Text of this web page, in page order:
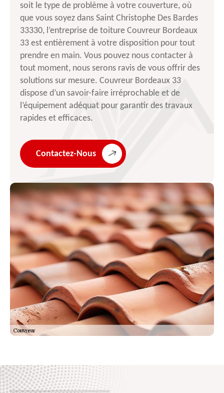
soit le type de problème à votre couverture, où
que vous soyez dans Saint Christophe Des Bardes
33330, l’entreprise de toiture Couvreur Bordeaux
33 est entièrement à votre disposition pour tout
prendre en main. Vous pouvez nous contacter à
tout moment, nous serons ravis de vous offrir des
solutions sur mesure. Couvreur Bordeaux 33
dispose d’un savoir-faire irréprochable et de
l’équipement adéquat pour garantir des travaux
rapides et efficaces.
Contactez-Nous